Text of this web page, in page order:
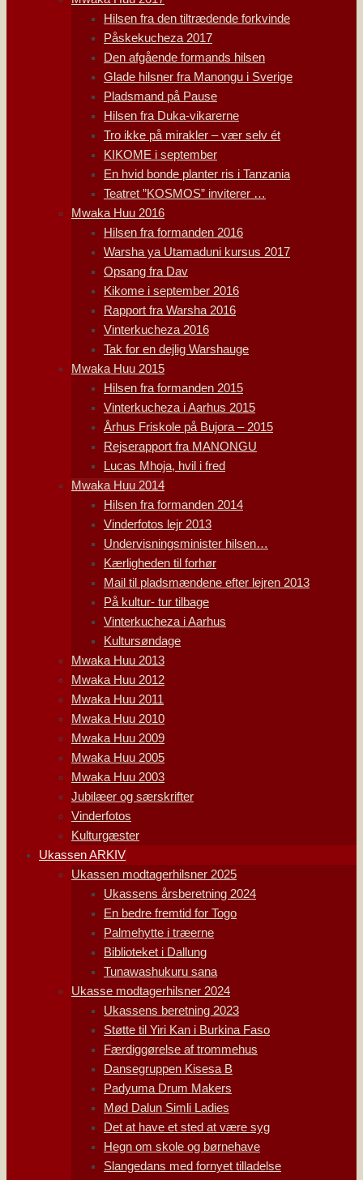
Hilsen fra den tiltrædende forkvinde
Påskekucheza 2017
Den afgående formands hilsen
Glade hilsner fra Manongu i Sverige
Pladsmand på Pause
Hilsen fra Duka-vikarerne
Tro ikke på mirakler – vær selv ét
KIKOME i september
En hvid bonde planter ris i Tanzania
Teatret ”KOSMOS” inviterer …
Mwaka Huu 2016
Hilsen fra formanden 2016
Warsha ya Utamaduni kursus 2017
Opsang fra Dav
Kikome i september 2016
Rapport fra Warsha 2016
Vinterkucheza 2016
Tak for en dejlig Warshauge
Mwaka Huu 2015
Hilsen fra formanden 2015
Vinterkucheza i Aarhus 2015
Århus Friskole på Bujora – 2015
Rejserapport fra MANONGU
Lucas Mhoja, hvil i fred
Mwaka Huu 2014
Hilsen fra formanden 2014
Vinderfotos lejr 2013
Undervisningsminister hilsen…
Kærligheden til forhør
Mail til pladsmændene efter lejren 2013
På kultur- tur tilbage
Vinterkucheza i Aarhus
Kultursøndage
Mwaka Huu 2013
Mwaka Huu 2012
Mwaka Huu 2011
Mwaka Huu 2010
Mwaka Huu 2009
Mwaka Huu 2005
Mwaka Huu 2003
Jubilæer og særskrifter
Vinderfotos
Kulturgæster
Ukassen ARKIV
Ukassen modtagerhilsner 2025
Ukassens årsberetning 2024
En bedre fremtid for Togo
Palmehytte i træerne
Biblioteket i Dallung
Tunawashukuru sana
Ukasse modtagerhilsner 2024
Ukassens beretning 2023
Støtte til Yiri Kan i Burkina Faso
Færdiggørelse af trommehus
Dansegruppen Kisesa B
Padyuma Drum Makers
Mød Dalun Simli Ladies
Det at have et sted at være syg
Hegn om skole og børnehave
Slangedans med fornyet tilladelse